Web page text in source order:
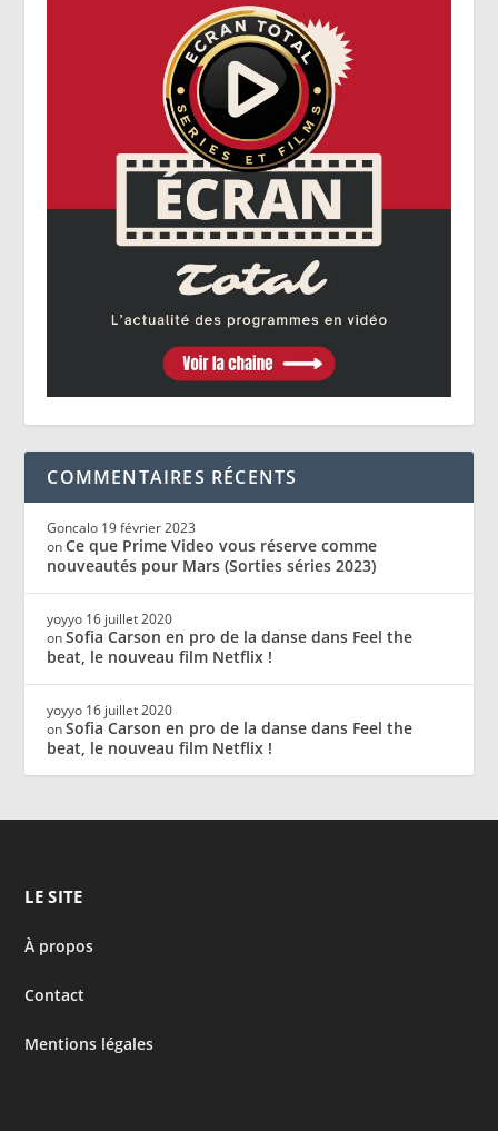
COMMENTAIRES RÉCENTS
Goncalo 19 février 2023
onCe que Prime Video vous réserve comme
nouveautés pour Mars (Sorties séries 2023)
yoyyo 16 juillet 2020
onSofia Carson en pro de la danse dans Feel the
beat, le nouveau film Netflix !
yoyyo 16 juillet 2020
onSofia Carson en pro de la danse dans Feel the
beat, le nouveau film Netflix !
LE SITE
À propos
Contact
Mentions légales